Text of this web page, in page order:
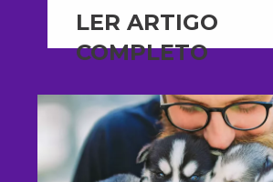
LER ARTIGO
COMPLETO